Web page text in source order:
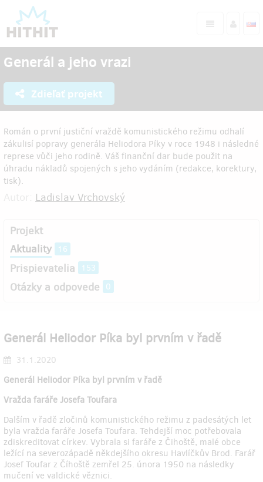
Generál a jeho vrazi
Zdieľať projekt
Román o první justiční vraždě komunistického režimu odhalí
zákulisí popravy generála Heliodora Píky v roce 1948 i následné
represe vůči jeho rodině. Váš finanční dar bude použit na
úhradu nákladů spojených s jeho vydáním (redakce, korektury,
tisk).
Ladislav Vrchovský
Projekt
Aktuality
16
Prispievatelia 153
Otázky a odpovede 0
Generál Heliodor Píka byl prvním v řadě
31.1.2020
Generál Heliodor Píka byl prvním v řadě
Vražda faráře Josefa Toufara
Dalším v řadě zločinů komunistického režimu z padesátých let
byla vražda faráře Josefa Toufara. Tehdejší moc potřebovala
zdiskreditovat církev. Vybrala si faráře z Čihoště, malé obce
ležící na severozápadě někdejšího okresu Havlíčkův Brod. Farář
Josef Toufar z Číhoště zemřel 25. února 1950 na následky
mučení ve valdické věznici.